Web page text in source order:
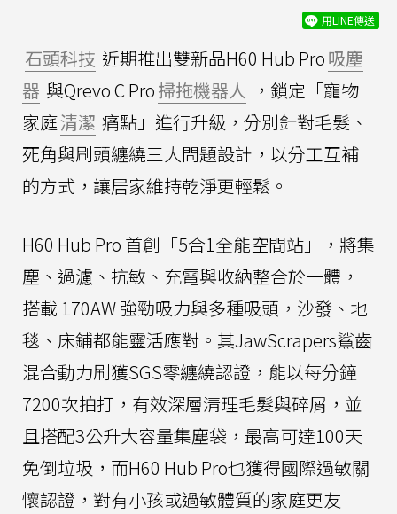
用LINE傳送
石頭科技 近期推出雙新品H60 Hub Pro吸塵
器 與Qrevo C Pro掃拖機器人 ，鎖定「寵物
家庭清潔 痛點」進行升級，分別針對毛髮、
死角與刷頭纏繞三大問題設計，以分工互補
的方式，讓居家維持乾淨更輕鬆。
H60 Hub Pro 首創「5合1全能空間站」，將集
塵、過濾、抗敏、充電與收納整合於一體，
搭載 170AW 強勁吸力與多種吸頭，沙發、地
毯、床鋪都能靈活應對。其JawScrapers鯊齒
混合動力刷獲SGS零纏繞認證，能以每分鐘
7200次拍打，有效深層清理毛髮與碎屑，並
且搭配3公升大容量集塵袋，最高可達100天
免倒垃圾，而H60 Hub Pro也獲得國際過敏關
懷認證，對有小孩或過敏體質的家庭更友